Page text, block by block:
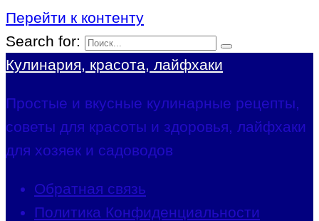
Перейти к контенту
Search for:
Кулинария, красота, лайфхаки
Простые и вкусные кулинарные рецепты,
советы для красоты и здоровья, лайфхаки
для хозяек и садоводов
Обратная связь
Политика Конфиденциальности